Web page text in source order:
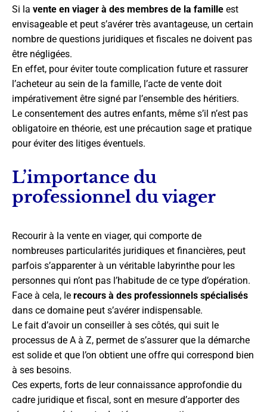
Si la vente en viager à des membres de la famille est
envisageable et peut s’avérer très avantageuse, un certain
nombre de questions juridiques et fiscales ne doivent pas
être négligées.
En effet, pour éviter toute complication future et rassurer
l’acheteur au sein de la famille, l’acte de vente doit
impérativement être signé par l’ensemble des héritiers.
Le consentement des autres enfants, même s’il n’est pas
obligatoire en théorie, est une précaution sage et pratique
pour éviter des litiges éventuels.
L’importance du
professionnel du viager
Recourir à la vente en viager, qui comporte de
nombreuses particularités juridiques et financières, peut
parfois s’apparenter à un véritable labyrinthe pour les
personnes qui n’ont pas l’habitude de ce type d’opération.
Face à cela, le recours à des professionnels spécialisés
dans ce domaine peut s’avérer indispensable.
Le fait d’avoir un conseiller à ses côtés, qui suit le
processus de A à Z, permet de s’assurer que la démarche
est solide et que l’on obtient une offre qui correspond bien
à ses besoins.
Ces experts, forts de leur connaissance approfondie du
cadre juridique et fiscal, sont en mesure d’apporter des